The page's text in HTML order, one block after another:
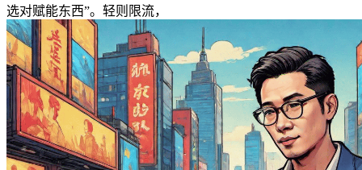
选对赋能东西”。轻则限流，